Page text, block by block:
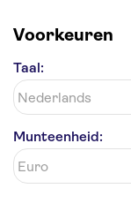
Voorkeuren
Taal:
Munteenheid: